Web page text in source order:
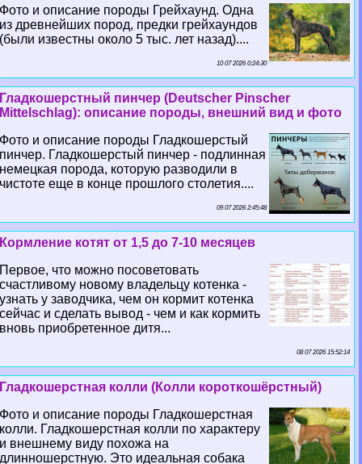
Фото и описание породы Грейхаунд. Одна
из древнейших пород, предки грейхаундов
(были известны около 5 тыс. лет назад)....
10 07 2026 0:24:30
Гладкошерстный пинчер (Deutscher Pinscher
Mittelschlag): описание породы, внешний вид и фото
Фото и описание породы Гладкошерстый
пинчер. Гладкошерстый пинчер - подлинная
немецкая порода, которую разводили в
чистоте еще в конце прошлого столетия....
09 07 2026 2:45:48
Кормление котят от 1,5 до 7-10 месяцев
Первое, что можно посоветовать
счастливому новому владельцу котенка -
узнать у заводчика, чем он кормит котенка
сейчас и сделать вывод - чем и как кормить
вновь приобретенное дитя...
08 07 2026 15:52:14
Гладкошерстная колли (Колли короткошёрстный)
Фото и описание породы Гладкошерстная
колли. Гладкошерстная колли по хаpaктеру
и внешнему виду похожа на
длинношерстную. Это идеальная собака